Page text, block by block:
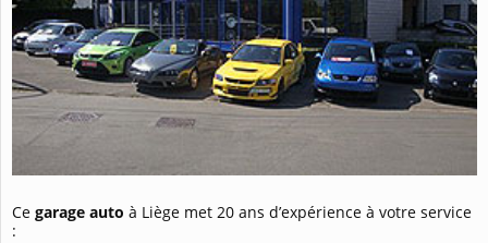
Ce garage auto à Liège met 20 ans d’expérience à votre service
: